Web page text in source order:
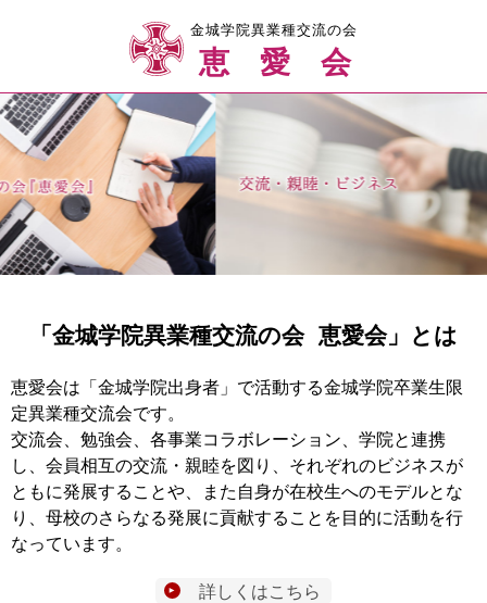
金城学院異業種交流の会
恵愛会
「金城学院異業種交流の会 恵愛会」とは
恵愛会は「金城学院出身者」で活動する金城学院卒業生限
定異業種交流会です。
交流会、勉強会、各事業コラボレーション、学院と連携
し、会員相互の交流・親睦を図り、それぞれのビジネスが
ともに発展することや、また自身が在校生へのモデルとな
り、母校のさらなる発展に貢献することを目的に活動を行
なっています。
詳しくはこちら